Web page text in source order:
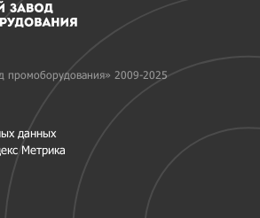
промоборудования» 2009-2025
данных
Метрика